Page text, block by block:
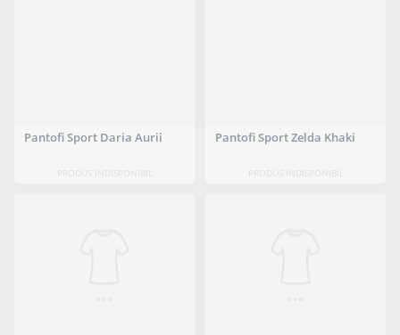
Pantofi Sport Daria Aurii
PRODUS INDISPONIBIL
Pantofi Sport Zelda Khaki
PRODUS INDISPONIBIL